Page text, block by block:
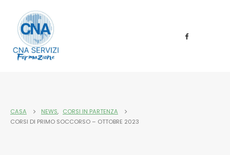
CASA NEWS, CORSI IN PARTENZA
CORSI DI PRIMO SOCCORSO – OTTOBRE 2023